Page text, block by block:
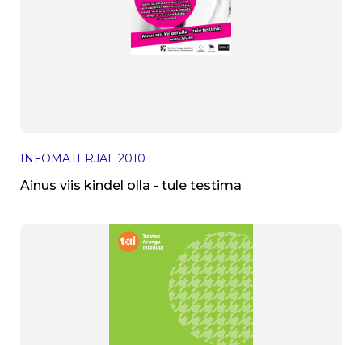
INFOMATERJAL 2010
Ainus viis kindel olla - tule testima